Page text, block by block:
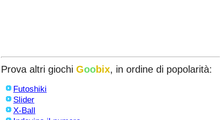
Prova altri giochi Goobix, in ordine di popolarità:
Futoshiki
Slider
X-Ball